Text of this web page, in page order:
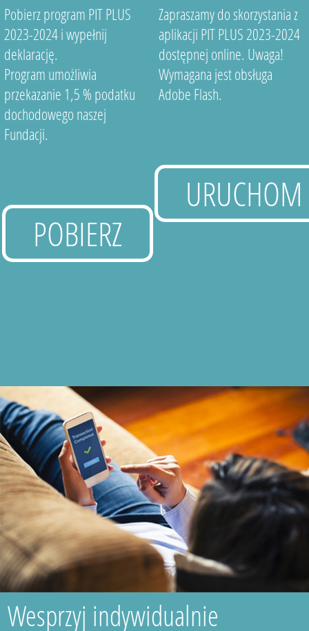
Pobierz program PIT PLUS
2023-2024 i wypełnij
deklarację.
Program umożliwia
przekazanie 1,5 % podatku
dochodowego naszej
Fundacji.
POBIERZ
Zapraszamy do skorzystania z
aplikacji PIT PLUS 2023-2024
dostępnej online. Uwaga!
Wymagana jest obsługa
Adobe Flash.
URUCHOM
Wesprzyj indywidualnie